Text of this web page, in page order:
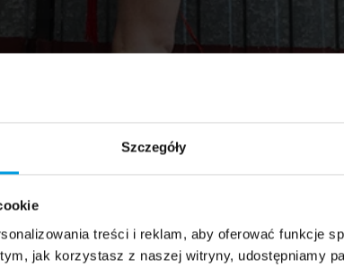
Szczegóły
treści i reklam, aby oferować funkcje
jak korzystasz z naszej witryny, udostępniamy